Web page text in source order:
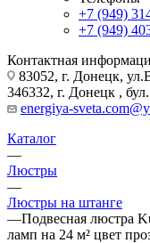
+7 (949)
+7 (949)
Контактная
83052, г. Донецк,
346332, г. Донецк ,
energiya-
Каталог
—
Люстры
—
Люстры на штанге
—Подвесная люстра
ламп на 24 м² цвет